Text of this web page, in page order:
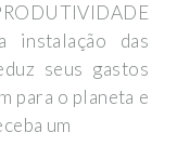
instalação das
seus gastos
para o planeta e
um